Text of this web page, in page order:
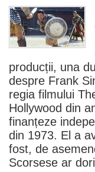
producții, una
despre Frank
regia filmului
Hollywood din
finanțeze
din 1973. El a
fost, de
Scorsese ar